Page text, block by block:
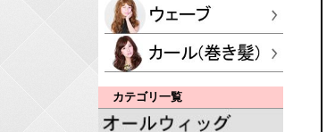
カテゴリ一覧